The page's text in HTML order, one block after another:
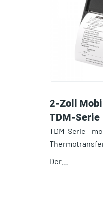
2-Zoll
TDM-Serie
TDM-Serie -
Der…